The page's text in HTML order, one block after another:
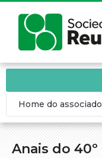
Anais do
Home do